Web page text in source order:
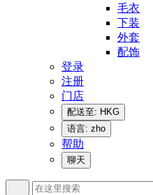
毛衣
下装
外套
配饰
登录
注册
门店
配送至: HKG
语言: zho
帮助
聊天